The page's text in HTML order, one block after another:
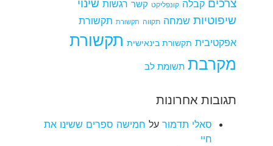
צרכים קבלה קונפליקט קשר רגשות שינוי
שיפוטיות שמחה תקווה תקשורת תקשורת
אפקטיבית תקשורת בינאישית תקשורת
מקרבת תשומת לב
תגובות אחרונות
סאלי תדמור על חמישה ספרים ששינו את
חיי